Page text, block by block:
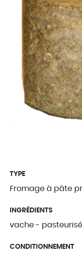
TYPE
Fromage à pâte
INGRÉDIENTS
vache - pasteurisé
CONDITIONNEMENT